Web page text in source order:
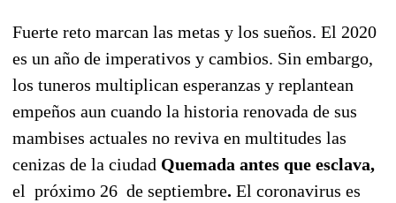
Fuerte reto marcan las metas y los sueños. El 2020
es un año de imperativos y cambios. Sin embargo,
los tuneros multiplican esperanzas y replantean
empeños aun cuando la historia renovada de sus
mambises actuales no reviva en multitudes las
cenizas de la ciudad Quemada antes que esclava,
el próximo 26 de septiembre. El coronavirus es